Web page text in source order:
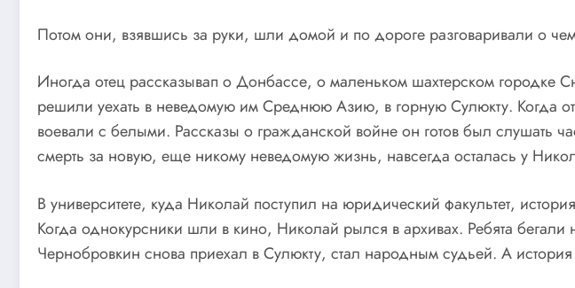
Потом они, взявшись за руки, шли домой и по дороге разговаривали о
Иногда отец рассказывап о Донбассе, о маленьком шахтерском городке
решили уехать в неведомую им Среднюю Азию, в горную Сулюкту. Когда
воевали с белыми. Рассказы о гражданской войне он готов был
смерть за новую, еще никому неведомую жизнь, навсегда осталась у
В университете, куда Николай поступил на юридический факультет,
Когда однокурсники шли в кино, Николай рылся в архивах. Ребята
Чернобровкин снова приехал в Сулюкту, стал народным судьей. А